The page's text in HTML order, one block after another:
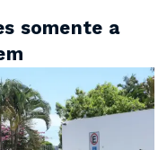
somente a